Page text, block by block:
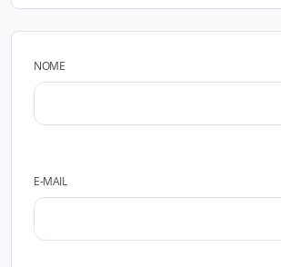
NOME
E-MAIL